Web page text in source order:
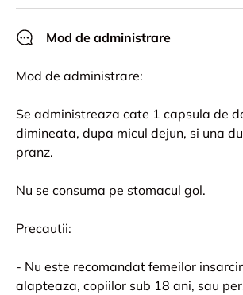
Mod de administrare
Mod de administrare:
Se administreaza cate 1 capsula de
dimineata, dupa micul dejun, si una
pranz.
Nu se consuma pe stomacul gol.
Precautii:
- Nu este recomandat femeilor
alapteaza, copiilor sub 18 ani, sau